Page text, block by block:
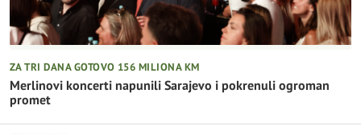
ZA TRI DANA GOTOVO 156 MILIONA KM
Merlinovi koncerti napunili Sarajevo i pokrenuli ogroman
promet